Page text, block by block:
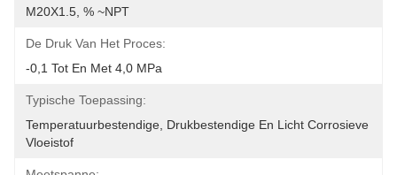
M20X1.5, % ~NPT
De Druk Van Het Proces:
-0,1 Tot En Met 4,0 MPa
Typische Toepassing:
Temperatuurbestendige, Drukbestendige En Licht Corrosieve
Vloeistof